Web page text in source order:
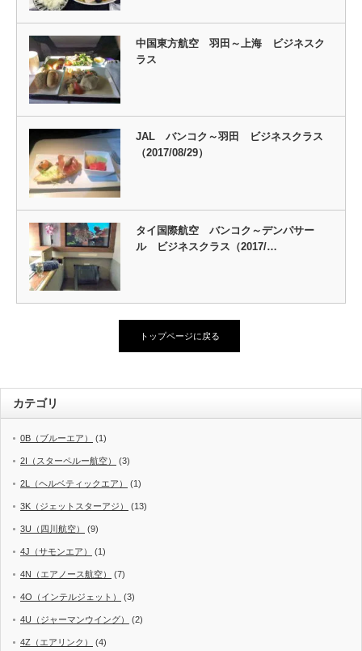
中国東方航空 羽田～上海 ビジネスク
ラス
JAL バンコク～羽田 ビジネスクラス
（2017/08/29）
タイ国際航空 バンコク～デンパサー
ル ビジネスクラス（2017/…
トップページに戻る
カテゴリ
0B（ブルーエア） (1)
2I（スターペルー航空） (3)
2L（ヘルベティックエア） (1)
3K（ジェットスターアジ） (13)
3U（四川航空） (9)
4J（サモンエア） (1)
4N（エアノース航空） (7)
4O（インテルジェット） (3)
4U（ジャーマンウイング） (2)
4Z（エアリンク） (4)